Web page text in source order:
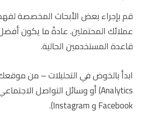
قم بإجراء بعض الأبحاث المخصصة
عملائك المحتملين. عادةً ما يكون
قاعدة المستخدمين الحالية.
Facebook و Instagram).